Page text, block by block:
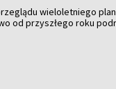
wieloletniego
od przyszłego roku